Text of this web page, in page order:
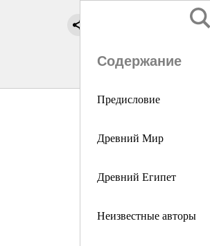
Содержание
Предисловие
Древний Мир
Древний Египет
Неизвестные авторы